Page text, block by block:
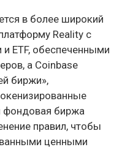
в более широкий
Reality с
ETF, обеспеченными
а Coinbase
биржи»,
биржа
правил, чтобы
ценными